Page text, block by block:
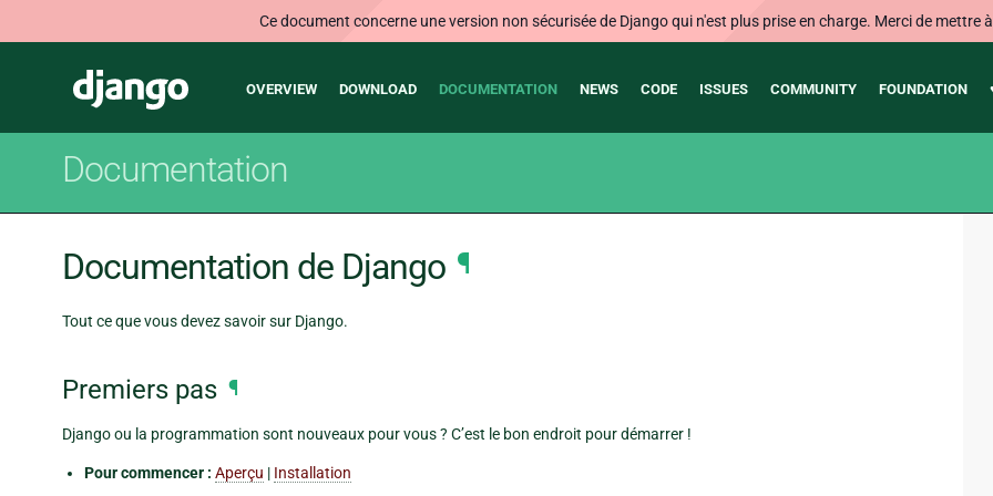
Ce document concerne une version non sécurisée de Django qui n'est plus prise en charge. Merci de mettre
Django
Main
OVERVIEW DOWNLOAD DOCUMENTATION NEWS CODE ISSUES COMMUNITY FOUNDATION
Documentation
Documentation de Django ¶
Tout ce que vous devez savoir sur Django.
Premiers pas ¶
Django ou la programmation sont nouveaux pour vous ? C’est le bon endroit pour démarrer !
Pour commencer : Aperçu | Installation